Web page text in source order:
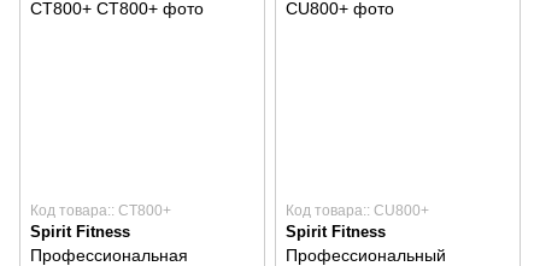
Код товара:: CT800+
Spirit Fitness
Профессиональная
Код товара:: CU800+
Spirit Fitness
Профессиональный